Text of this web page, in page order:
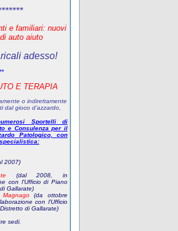
e familiari: nuovi
auto aiuto
adesso!
E TERAPIA
o indirettamente
dal gioco d’azzardo,
Sportelli di
e Consulenza per il
Patologico, con
2007)
(dal 2008, in
con l'Ufficio di Piano
Gallarate)
Magnago(da ottobre
con l'Ufficio
di Gallarate)
sedi.